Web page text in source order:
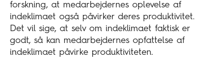
forskning, at medarbejdernes oplevelse af
indeklimaet også påvirker deres produktivitet.
Det vil sige, at selv om indeklimaet faktisk er
godt, så kan medarbejdernes opfattelse af
indeklimaet påvirke produktiviteten.